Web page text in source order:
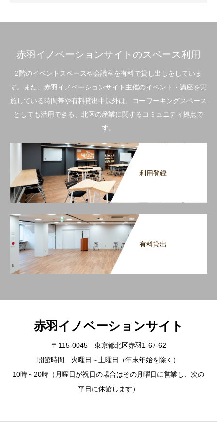
赤羽イノベーションサイトのスペース利用
2階のイベントスペースや会議室を有料で貸し出しをしていま
す。また、赤羽イノベーションサイト主催のイベント・講座を実
施している時間帯や有料貸出中以外は、コーワーキングスペース
としても活用できる、北区の産業に関するコミュニティ拠点で
す。
利用登録
有料貸出
赤羽イノベーションサイト
〒115-0045 東京都北区赤羽1-67-62
開館時間 火曜日～土曜日（年末年始を除く）
10時～20時（月曜日が祝日の場合はその月曜日に営業し、次の
平日に休館します）